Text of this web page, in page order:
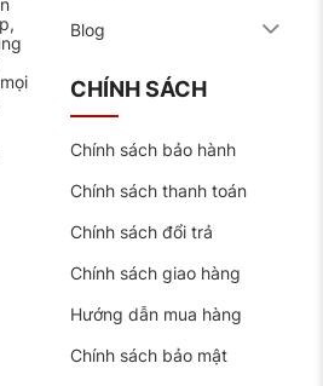
Mỹ kếp hợp nguyên liệu cao
cấp. Để ra đời dòng lốp ma sát
giảm tiếng ốn và giảm tối đa
tiết kiệm từ 5-8% lượng nhiên
ra.
và tiết kiệm nhiên liệu của lốp
lốp trở lên đơn giản, tiện lợi và
tiêu thụ giảm đi đáng kể. Lốp
phù hợp cho xe ô tô của bạn
uy tín
có rất nhiều cửa hàng và nhà
thương hiệu Milestar. Nếu bạn
chỉ mua lốp xe Milestar uy tín
bạn nên ghé tới.
Blog
CHÍNH SÁCH
Chính sách bảo hành
Chính sách thanh toán
Chính sách đổi trả
Chính sách giao hàng
Hướng dẫn mua hàng
Chính sách bảo mật